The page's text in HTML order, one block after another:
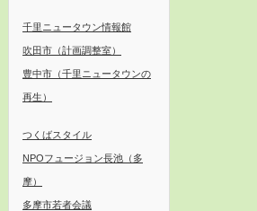
千里ニュータウン情報館
吹田市（計画調整室）
豊中市（千里ニュータウンの
再生）
つくばスタイル
NPOフュージョン長池（多
摩）
多摩市若者会議